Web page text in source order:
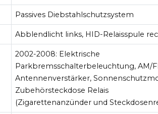
Passives Diebstahlschutzsystem
Abblendlicht links, HID-Relaisspule
2002-2008: Elektrische
Parkbremsschalterbeleuchtung, AM/
Antennenverstärker,
Zubehörsteckdose Relais
(Zigarettenanzünder und